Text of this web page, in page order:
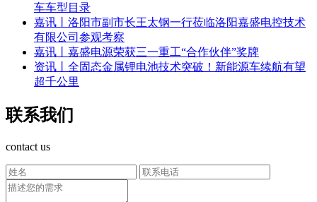
车车型目录
嘉讯丨洛阳市副市长王太钢一行莅临洛阳嘉盛电控技术
有限公司参观考察
嘉讯丨嘉盛电源荣获三一重工“合作伙伴”奖牌
资讯丨全固态金属锂电池技术突破！新能源车续航有望
超千公里
联系我们
contact us